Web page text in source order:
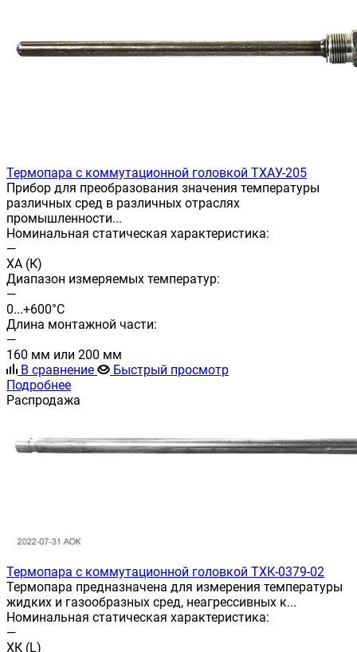
Термопара с коммутационной головкой ТХАУ-205
Прибор для преобразования значения температуры
различных сред в различных отраслях
промышленности...
Номинальная статическая характеристика:
—
ХА (К)
Диапазон измеряемых температур:
—
0...+600°С
Длина монтажной части:
—
160 мм или 200 мм
В сравнение
Быстрый просмотр
Подробнее
Распродажа
Термопара с коммутационной головкой ТХК-0379-02
Термопара предназначена для измерения температуры
жидких и газообразных сред, неагрессивных к...
Номинальная статическая характеристика:
—
ХК (L)